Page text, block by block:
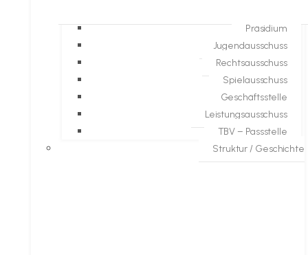
Präsidium
Jugendausschuss
Rechtsausschuss
Spielausschuss
Geschäftsstelle
Leistungsausschuss
TBV – Passstelle
Struktur / Geschichte